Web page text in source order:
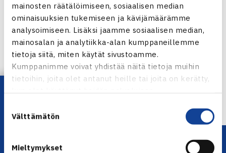
mainosten räätälöimiseen, sosiaalisen median
ominaisuuksien tukemiseen ja kävijämäärämme
analysoimiseen. Lisäksi jaamme sosiaalisen median,
mainosalan ja analytiikka-alan kumppaneillemme
tietoja siitä, miten käytät sivustoamme.
Kumppanimme voivat yhdistää näitä tietoja muihin
tietoihin, joita olet antanut heille tai joita on kerätty,
valinta
Välttämätön
Mieltymykset
Pietarin avoimet
Jaa:
← Edellinen
Lataa OmaTennis!